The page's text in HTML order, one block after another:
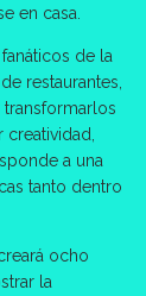
en casa.
de la
restaurantes,
transformarlos
a una
tanto dentro
ocho
la